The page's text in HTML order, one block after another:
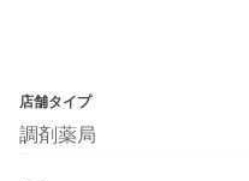
店舗タイプ
調剤薬局